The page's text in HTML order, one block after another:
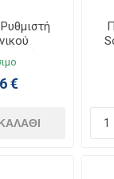
Life
€